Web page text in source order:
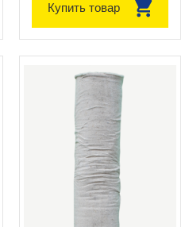
Купить товар